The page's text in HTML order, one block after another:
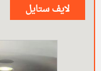
لايف ستايل